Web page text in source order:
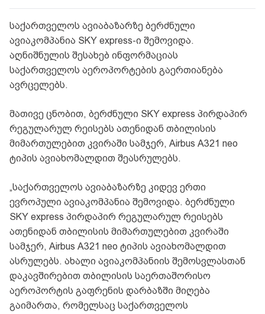
საქართველოს ავიაბაზარზე ბერძნული
ავიაკომპანია SKY express-ი შემოვიდა.
აღნიშნულის შესახებ ინფორმაციას
საქართველოს აეროპორტების გაერთიანება
ავრცელებს.
მათივე ცნობით, ბერძნული SKY express პირდაპირ
რეგულარულ რეისებს ათენიდან თბილისის
მიმართულებით კვირაში სამჯერ, Airbus A321 neo
ტიპის ავიახომალდით შეასრულებს.
„საქართველოს ავიაბაზარზე კიდევ ერთი
ევროპული ავიაკომპანია შემოვიდა. ბერძნული
SKY express პირდაპირ რეგულარულ რეისებს
ათენიდან თბილისის მიმართულებით კვირაში
სამჯერ, Airbus A321 neo ტიპის ავიახომალდით
ასრულებს. ახალი ავიაკომპანიის შემოსვლასთან
დაკავშირებით თბილისის საერთაშორისო
აეროპორტის გაფრენის დარბაზში მიღება
გაიმართა, რომელსაც საქართველოს